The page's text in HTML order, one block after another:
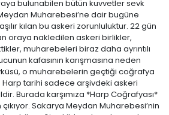
bulunabilen bütün kuvvetler sevk
Muharebesi’ne dair bugüne
kılan bu askeri zorunluluktur. 22 gün
oraya nakledilen askeri birlikler,
muharebeleri biraz daha ayrıntılı
kafasının karışmasına neden
o muharebelerin geçtiği coğrafya
tarihi sadece arşivdeki askeri
Burada karşımıza *Harp Coğrafyası*
Sakarya Meydan Muharebesi’nin